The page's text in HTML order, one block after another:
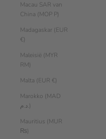
Macau SAR van
China (MOP P)
Madagaskar (EUR
€)
Maleisië (MYR
RM)
Malta (EUR €)
Marokko (MAD
د.م.)
Mauritius (MUR
₨)